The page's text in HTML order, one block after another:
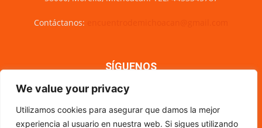
We value your privacy
Utilizamos cookies para asegurar que damos la mejor
experiencia al usuario en nuestra web. Si sigues utilizando
Contáctanos:
SÍGUENOS